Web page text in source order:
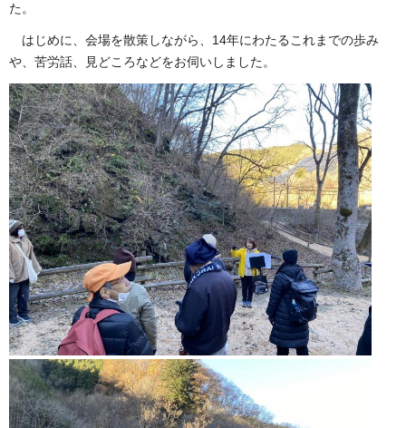
た。
はじめに、会場を散策しながら、14年にわたるこれまでの歩み
や、苦労話、見どころなどをお伺いしました。